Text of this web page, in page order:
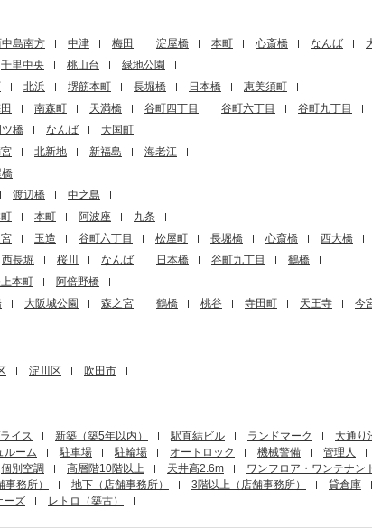
島南方 中津 梅田 淀屋橋 本町 心斎橋 なんば
千里中央 桃山台
緑地公園
北浜 堺筋本町 長堀橋 日本橋
恵美須町
南森町 天満橋 谷町四丁目 谷町六丁目 谷町九丁目
ツ橋 なんば
大国町
北新地 新福島
海老江
渡辺橋
中之島
本町 阿波座
九条
玉造 谷町六丁目 松屋町 長堀橋 心斎橋 西大橋
西長堀 桜川 なんば 日本橋 谷町九丁目
鶴橋
本町
阿倍野橋
大阪城公園 森之宮 鶴橋 桃谷 寺田町 天王寺 今
淀川区 吹田市
イス 新築（築5年以内） 駅直結ビル ランドマーク 大通り
ルーム 駐車場 駐輪場 オートロック 機械警備 管理人
個別空調 高層階10階以上 天井高2.6m ワンフロア・ワンテナン
務所） 地下（店舗事務所） 3階以上（店舗事務所） 貸倉庫
ーズ レトロ（築古）